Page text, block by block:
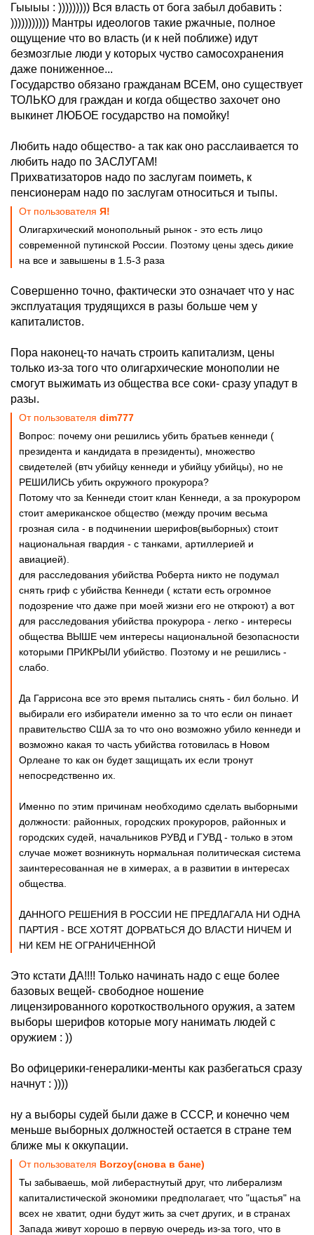
Гыыыы : ))))))))) Вся власть от бога забыл добавить :
))))))))))) Мантры идеологов такие ржачные, полное
ощущение что во власть (и к ней поближе) идут
безмозглые люди у которых чуство самосохранения
даже пониженное...
Государство обязано гражданам ВСЕМ, оно существует
ТОЛЬКО для граждан и когда общество захочет оно
выкинет ЛЮБОЕ государство на помойку!
Любить надо общество- а так как оно расслаивается то
любить надо по ЗАСЛУГАМ!
Прихватизаторов надо по заслугам поиметь, к
пенсионерам надо по заслугам относиться и тыпы.
От пользователя Я!
Олигархический монопольный рынок - это есть лицо
современной путинской России. Поэтому цены здесь дикие
на все и завышены в 1.5-3 раза
Совершенно точно, фактически это означает что у нас
эксплуатация трудящихся в разы больше чем у
капиталистов.
Пора наконец-то начать строить капитализм, цены
только из-за того что олигархические монополии не
смогут выжимать из общества все соки- сразу упадут в
разы.
От пользователя dim777
Вопрос: почему они решились убить братьев кеннеди (
президента и кандидата в президенты), множество
свидетелей (втч убийцу кеннеди и убийцу убийцы), но не
РЕШИЛИСЬ убить окружного прокурора?
Потому что за Кеннеди стоит клан Кеннеди, а за прокурором
стоит американское общество (между прочим весьма
грозная сила - в подчинении шерифов(выборных) стоит
национальная гвардия - с танками, артиллерией и
авиацией).
для расследования убийства Роберта никто не подумал
снять гриф с убийства Кеннеди ( кстати есть огромное
подозрение что даже при моей жизни его не откроют) а вот
для расследования убийства прокурора - легко - интересы
общества ВЫШЕ чем интересы национальной безопасности
которыми ПРИКРЫЛИ убийство. Поэтому и не решились -
слабо.
Да Гаррисона все это время пытались снять - бил больно. И
выбирали его избиратели именно за то что если он пинает
правительство США за то что оно возможно убило кеннеди и
возможно какая то часть убийства готовилась в Новом
Орлеане то как он будет защищать их если тронут
непосредственно их.
Именно по этим причинам необходимо сделать выборными
должности: районных, городских прокуроров, районных и
городских судей, начальников РУВД и ГУВД - только в этом
случае может возникнуть нормальная политическая система
заинтересованная не в химерах, а в развитии в интересах
общества.
ДАННОГО РЕШЕНИЯ В РОССИИ НЕ ПРЕДЛАГАЛА НИ ОДНА
ПАРТИЯ - ВСЕ ХОТЯТ ДОРВАТЬСЯ ДО ВЛАСТИ НИЧЕМ И
НИ КЕМ НЕ ОГРАНИЧЕННОЙ
Это кстати ДА!!!! Только начинать надо с еще более
базовых вещей- свободное ношение
лицензированного короткоствольного оружия, а затем
выборы шерифов которые могу нанимать людей с
оружием : ))
Во офицерики-генералики-менты как разбегаться сразу
начнут : ))))
ну а выборы судей были даже в СССР, и конечно чем
меньше выборных должностей остается в стране тем
ближе мы к оккупации.
От пользователя Borzoy(снова в бане)
Ты забываешь, мой либерастнутый друг, что либерализм
капиталистической экономики предполагает, что "щастья" на
всех не хватит, одни будут жить за счет других, и в странах
Запада живут хорошо в первую очередь из-за того, что в